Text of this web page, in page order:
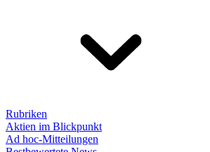
Rubriken
Aktien im Blickpunkt
Ad hoc-Mitteilungen